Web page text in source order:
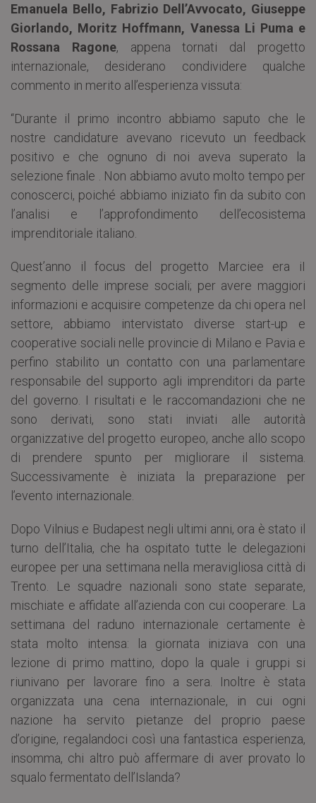
Emanuela Bello, Fabrizio Dell’Avvocato, Giuseppe
Giorlando, Moritz Hoffmann, Vanessa Li Puma e
Rossana Ragone, appena tornati dal progetto
internazionale, desiderano condividere qualche
commento in merito all’esperienza vissuta:
“Durante il primo incontro abbiamo saputo che le
nostre candidature avevano ricevuto un feedback
positivo e che ognuno di noi aveva superato la
selezione finale . Non abbiamo avuto molto tempo per
conoscerci, poiché abbiamo iniziato fin da subito con
l’analisi e l’approfondimento dell’ecosistema
imprenditoriale italiano.
Quest’anno il focus del progetto Marciee era iI
segmento delle imprese sociali; per avere maggiori
informazioni e acquisire competenze da chi opera nel
settore, abbiamo intervistato diverse start-up e
cooperative sociali nelle provincie di Milano e Pavia e
perfino stabilito un contatto con una parlamentare
responsabile del supporto agli imprenditori da parte
del governo. I risultati e le raccomandazioni che ne
sono derivati, sono stati inviati alle autorità
organizzative del progetto europeo, anche allo scopo
di prendere spunto per migliorare il sistema.
Successivamente è iniziata la preparazione per
l’evento internazionale.
Dopo Vilnius e Budapest negli ultimi anni, ora è stato il
turno dell’Italia, che ha ospitato tutte le delegazioni
europee per una settimana nella meravigliosa città di
Trento. Le squadre nazionali sono state separate,
mischiate e affidate all’azienda con cui cooperare. La
settimana del raduno internazionale certamente è
stata molto intensa: la giornata iniziava con una
lezione di primo mattino, dopo la quale i gruppi si
riunivano per lavorare fino a sera. Inoltre è stata
organizzata una cena internazionale, in cui ogni
nazione ha servito pietanze del proprio paese
d’origine, regalandoci così una fantastica esperienza,
insomma, chi altro può affermare di aver provato lo
squalo fermentato dell’Islanda?